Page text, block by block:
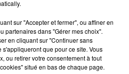
€
gratuite pour voir l’éclipse
sur "Accepter et fermer", ou affiner en
partenaires dans "Gérer mes choix".
en cliquant sur "Continuer sans
s'appliqueront que pour ce site. Vous
ou retirer votre consentement à tout
situé en bas de chaque page.